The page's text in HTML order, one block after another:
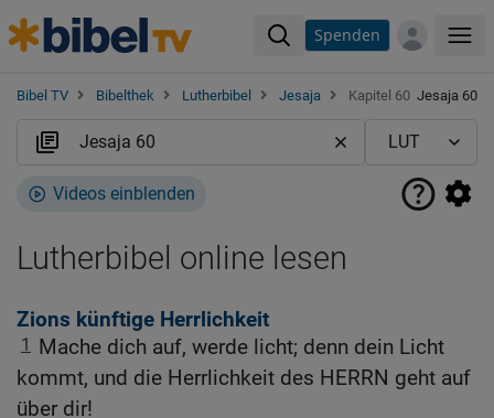
Spenden
Bibel TV Bibelthek Lutherbibel Jesaja Kapitel 60 Jesaja 60
Videos einblenden
Lutherbibel online lesen
Zions künftige Herrlichkeit
1
Mache dich auf, werde licht; denn dein Licht
kommt, und die Herrlichkeit des HERRN geht auf
über dir!